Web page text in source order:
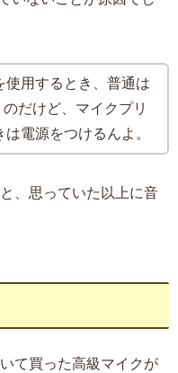
使用するとき、普通は
だけど、マイクプリ
電源をつけるんよ。
、思っていた以上に音
て買った高級マイクが